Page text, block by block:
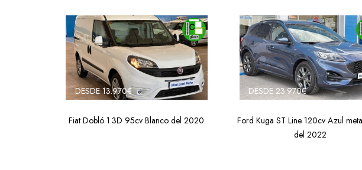
DESDE 13.970€
Fiat Dobló 1.3D 95cv Blanco del 2020
DESDE 23.970€
Ford Kuga ST Line 120cv Azul
del 2022